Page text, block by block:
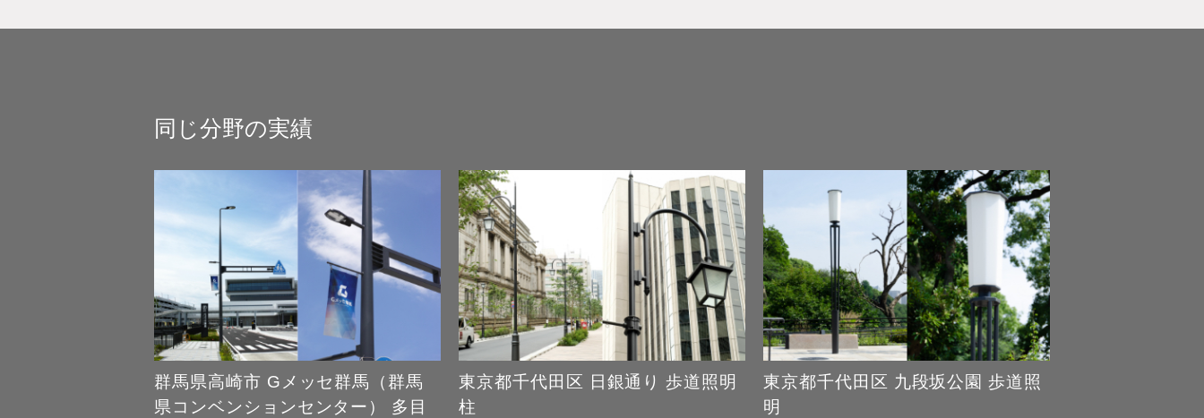
同じ分野の実績
群馬県高崎市 Gメッセ群馬（群馬
県コンベンションセンター） 多目
東京都千代田区 日銀通り 歩道照明
柱
東京都千代田区 九段坂公園 歩道照
明